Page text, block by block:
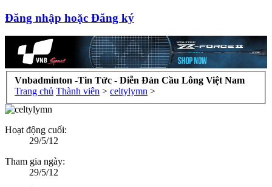
Đăng nhập hoặc Đăng ký
Vnbadminton -Tin Tức - Diễn Đàn Cầu Lông Việt Nam
Trang chủ Thành viên > celtylymn >
Hoạt động cuối:
29/5/12
Tham gia ngày:
29/5/12